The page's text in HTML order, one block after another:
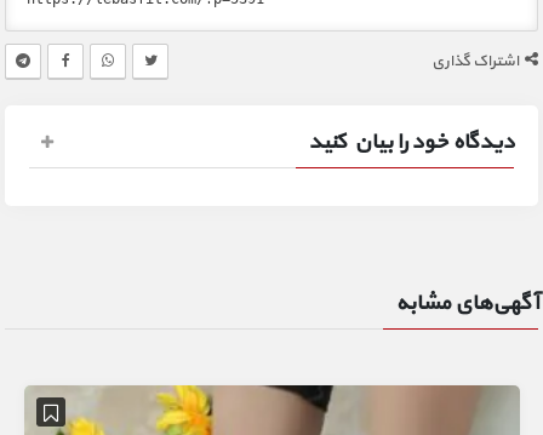
اشتراک گذاری
دیدگاه خود را بیان کنید
آگهی‌های مشابه